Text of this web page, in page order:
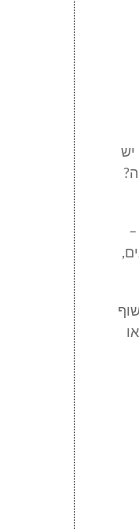
יש
נחשוף